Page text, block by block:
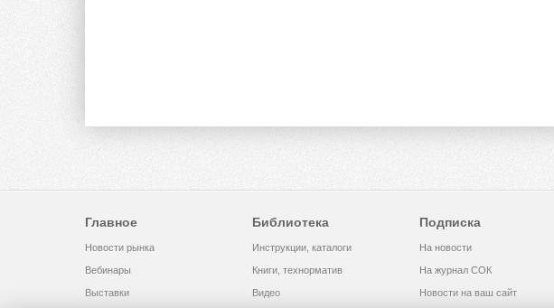
Главное
Новости рынка
Вебинары
Выставки
Библиотека
Инструкции, каталоги
Книги, технорматив
Видео
Подписка
На новости
На журнал СОК
Новости на ваш сайт